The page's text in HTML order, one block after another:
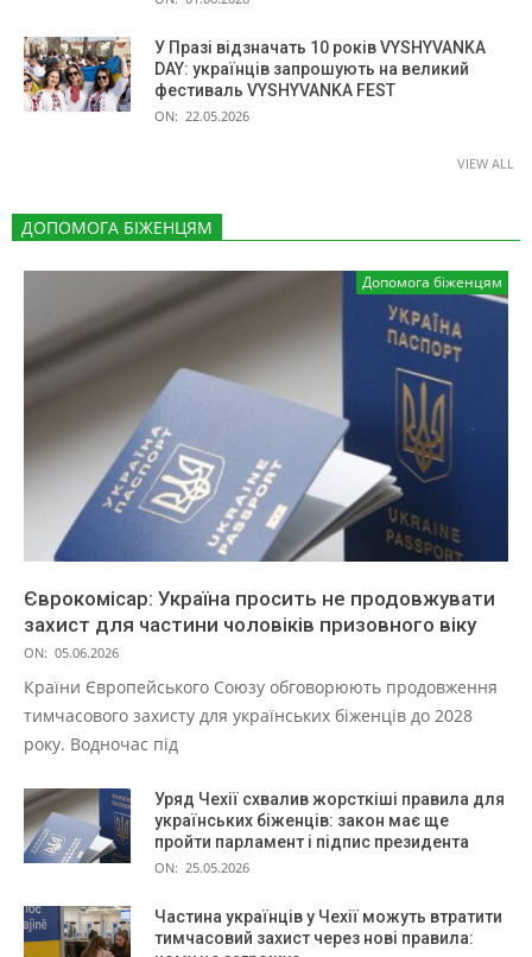
У Празі відзначать 10 років VYSHYVANKA
DAY: українців запрошують на великий
фестиваль VYSHYVANKA FEST
ON: 22.05.2026
VIEW ALL
ДОПОМОГА БІЖЕНЦЯМ
Допомога біженцям
Єврокомісар: Україна просить не продовжувати
захист для частини чоловіків призовного віку
ON: 05.06.2026
Країни Європейського Союзу обговорюють продовження
тимчасового захисту для українських біженців до 2028
року. Водночас під
Уряд Чехії схвалив жорсткіші правила для
українських біженців: закон має ще
пройти парламент і підпис президента
ON: 25.05.2026
Частина українців у Чехії можуть втратити
тимчасовий захист через нові правила: